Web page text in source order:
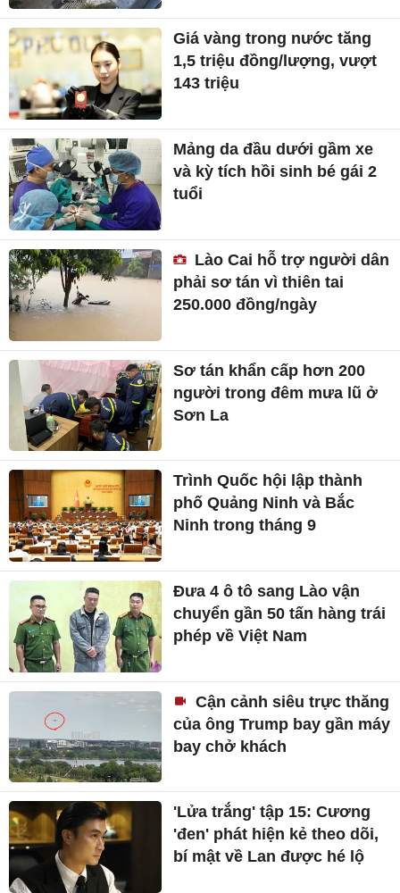
Giá vàng trong nước tăng
1,5 triệu đồng/lượng, vượt
143 triệu
Mảng da đầu dưới gầm xe
và kỳ tích hồi sinh bé gái 2
tuổi
Lào Cai hỗ trợ người dân
phải sơ tán vì thiên tai
250.000 đồng/ngày
Sơ tán khẩn cấp hơn 200
người trong đêm mưa lũ ở
Sơn La
Trình Quốc hội lập thành
phố Quảng Ninh và Bắc
Ninh trong tháng 9
Đưa 4 ô tô sang Lào vận
chuyển gần 50 tấn hàng trái
phép về Việt Nam
Cận cảnh siêu trực thăng
của ông Trump bay gần máy
bay chở khách
'Lửa trắng' tập 15: Cương
'đen' phát hiện kẻ theo dõi,
bí mật về Lan được hé lộ